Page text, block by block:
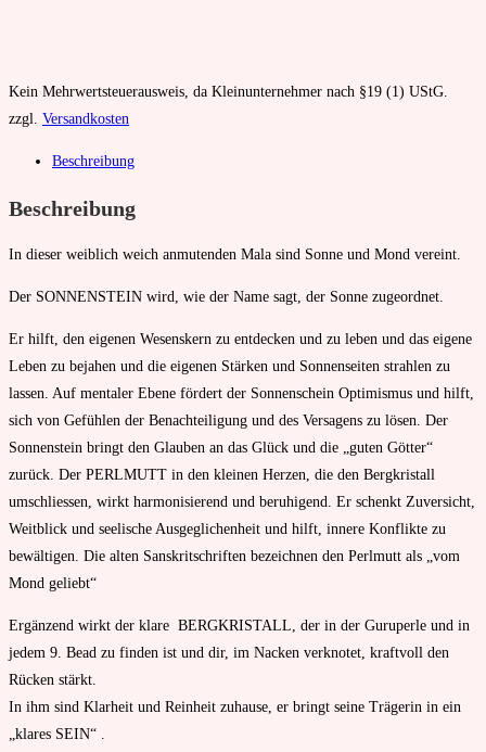
Kein Mehrwertsteuerausweis, da Kleinunternehmer nach §19 (1) UStG.
zzgl. Versandkosten
Beschreibung
Beschreibung
In dieser weiblich weich anmutenden Mala sind Sonne und Mond vereint.
Der SONNENSTEIN wird, wie der Name sagt, der Sonne zugeordnet.
Er hilft, den eigenen Wesenskern zu entdecken und zu leben und das eigene
Leben zu bejahen und die eigenen Stärken und Sonnenseiten strahlen zu
lassen. Auf mentaler Ebene fördert der Sonnenschein Optimismus und hilft,
sich von Gefühlen der Benachteiligung und des Versagens zu lösen. Der
Sonnenstein bringt den Glauben an das Glück und die „guten Götter“
zurück. Der PERLMUTT in den kleinen Herzen, die den Bergkristall
umschliessen, wirkt harmonisierend und beruhigend. Er schenkt Zuversicht,
Weitblick und seelische Ausgeglichenheit und hilft, innere Konflikte zu
bewältigen. Die alten Sanskritschriften bezeichnen den Perlmutt als „vom
Mond geliebt“
Ergänzend wirkt der klare BERGKRISTALL, der in der Guruperle und in
jedem 9. Bead zu finden ist und dir, im Nacken verknotet, kraftvoll den
Rücken stärkt.
In ihm sind Klarheit und Reinheit zuhause, er bringt seine Trägerin in ein
„klares SEIN“ .